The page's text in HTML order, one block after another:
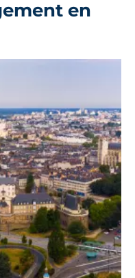
en